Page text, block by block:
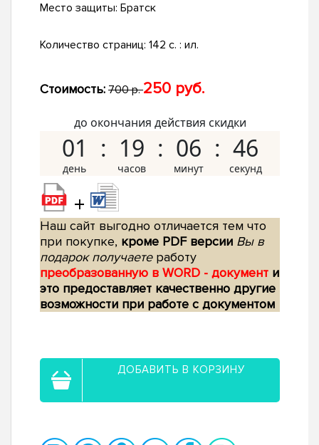
Место защиты: Братск
Количество страниц: 142 с. : ил.
Стоимость: 700 р.250 руб.
до окончания действия скидки
01 19 06 45
+
Наш сайт выгодно отличается тем что
при покупке, кроме PDF версии Вы в
подарок получаетеработу
преобразованную в WORD - документ и
это предоставляет качественно другие
возможности при работе с документом
ДОБАВИТЬ В КОРЗИНУ